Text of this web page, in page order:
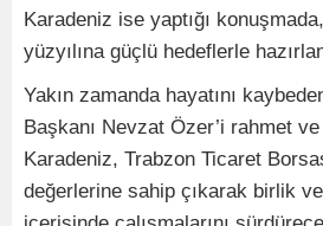
Karadeniz ise yaptığı
yüzyılına güçlü hedeflerle
Yakın zamanda hayatını
Başkanı Nevzat Özer’i rahmet
Karadeniz, Trabzon Ticaret
değerlerine sahip çıkarak birlik